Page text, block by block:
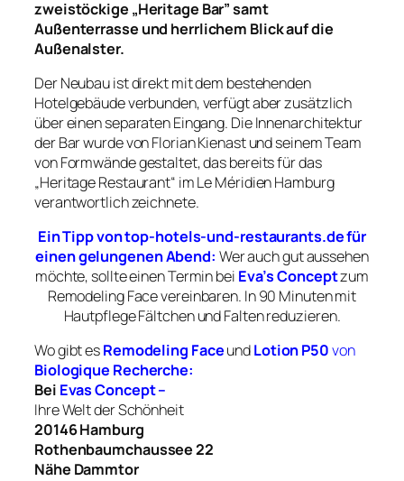
zweistöckige „Heritage Bar” samt
Außenterrasse und herrlichem Blick auf die
Außenalster.
Der Neubau ist direkt mit dem bestehenden
Hotelgebäude verbunden, verfügt aber zusätzlich
über einen separaten Eingang. Die Innenarchitektur
der Bar wurde von Florian Kienast und seinem Team
von Formwände gestaltet, das bereits für das
„Heritage Restaurant“ im Le Méridien Hamburg
verantwortlich zeichnete.
Ein Tipp von top-hotels-und-restaurants.de für
einen gelungenen Abend: Wer auch gut aussehen
möchte, sollte einen Termin bei Eva’s Conceptzum
Remodeling Face vereinbaren. In 90 Minuten mit
Hautpflege Fältchen und Falten reduzieren.
Wo gibt esRemodeling FaceundLotion P50von
Biologique Recherche:
Bei Evas Concept –
Ihre Welt der Schönheit
20146 Hamburg
Rothenbaumchaussee 22
Nähe Dammtor